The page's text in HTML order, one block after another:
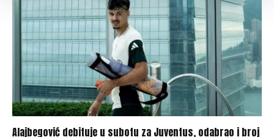
Alajbegović debituje u subotu za Juventus, odabrao i broj